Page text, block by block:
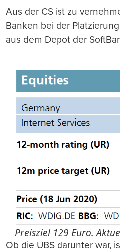
Aus der CS ist zu
Banken bei der
aus dem Depot der
Preisziel 129 Euro.
Ob die UBS darunter war,